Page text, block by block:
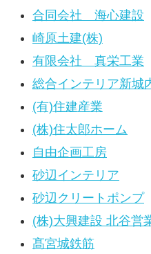
合同会社 海心建設
崎原土建(株)
有限会社 真栄工業
総合インテリア新城
(有)住建産業
(株)住太郎ホーム
自由企画工房
砂辺インテリア
砂辺クリートポンプ
(株)大興建設 北谷営
髙宮城鉄筋